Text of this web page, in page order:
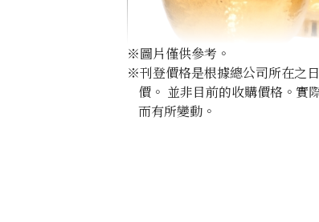
※圖片僅供參考。
※刊登價格是根據總公司所在之
價。 並非目前的收購價格。實
而有所變動。